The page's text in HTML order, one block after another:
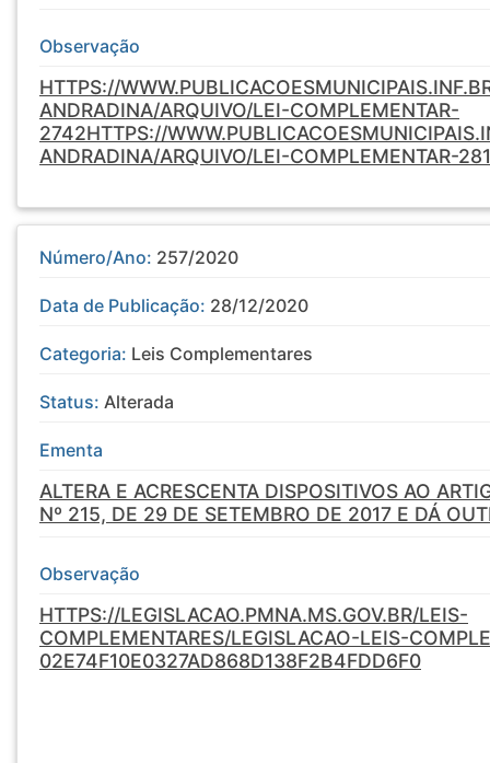
Observação
HTTPS://
ANDRADINA/ARQUIVO/LEI-COMPLEMENTAR-
2742HTTPS://
ANDRADINA/ARQUIVO/LEI-COMPLEMENTAR-
Número/Ano: 257/2020
Data de Publicação: 28/12/2020
Categoria: Leis Complementares
Status: Alterada
Ementa
ALTERA E ACRESCENTA DISPOSITIVOS AO
Nº 215, DE 29 DE SETEMBRO DE 2017 E DÁ
Observação
HTTPS://LEGISLACAO.PMNA.MS.GOV.BR/LEIS-
COMPLEMENTARES/LEGISLACAO-LEIS-
02E74F10E0327AD868D138F2B4FDD6F0